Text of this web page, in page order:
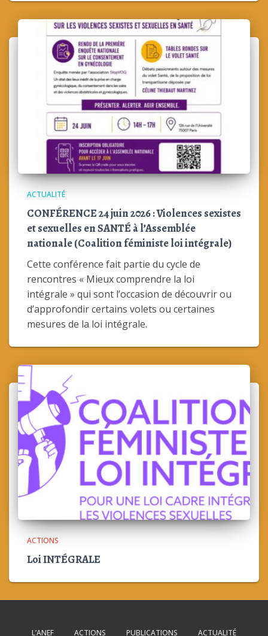
ACTUALITÉ
CONFÉRENCE 24 juin 2026 : Violences sexistes
et sexuelles en SANTÉ à l’Assemblée
nationale (Coalition féministe loi intégrale)
Cette conférence fait partie du cycle de
rencontres « Mieux comprendre la loi
intégrale » qui sont l’occasion de découvrir ou
d’approfondir certains volets ou certaines
mesures de la loi intégrale.
ACTIONS
Loi INTÉGRALE
L’ANEF ACTIONS PUBLICATIONS ACTUALITÉ